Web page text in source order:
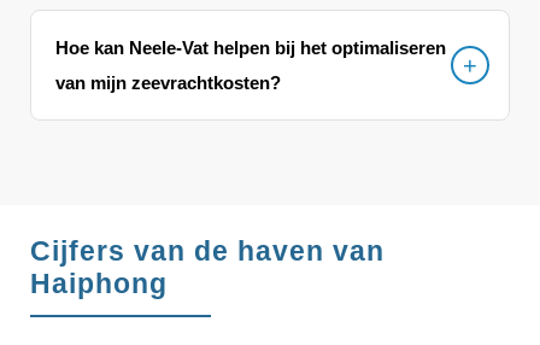
Hoe kan Neele-Vat helpen bij het optimaliseren
van mijn zeevrachtkosten?
Cijfers van de haven van
Haiphong